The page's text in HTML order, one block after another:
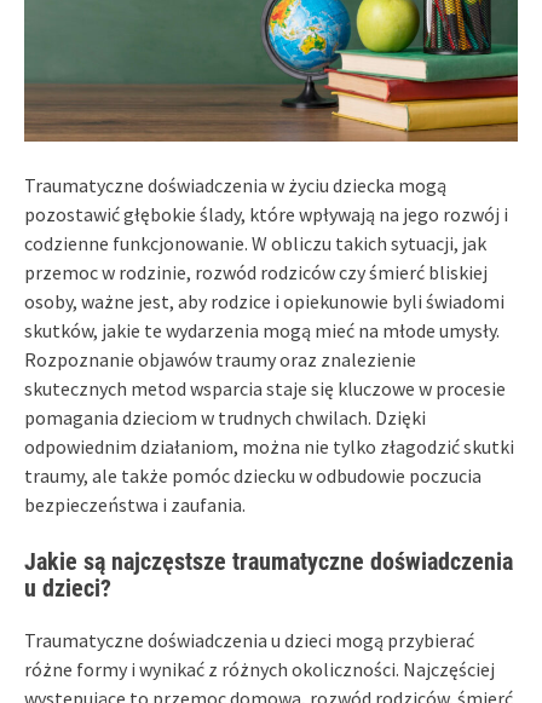
Traumatyczne doświadczenia w życiu dziecka mogą
pozostawić głębokie ślady, które wpływają na jego rozwój i
codzienne funkcjonowanie. W obliczu takich sytuacji, jak
przemoc w rodzinie, rozwód rodziców czy śmierć bliskiej
osoby, ważne jest, aby rodzice i opiekunowie byli świadomi
skutków, jakie te wydarzenia mogą mieć na młode umysły.
Rozpoznanie objawów traumy oraz znalezienie
skutecznych metod wsparcia staje się kluczowe w procesie
pomagania dzieciom w trudnych chwilach. Dzięki
odpowiednim działaniom, można nie tylko złagodzić skutki
traumy, ale także pomóc dziecku w odbudowie poczucia
bezpieczeństwa i zaufania.
Jakie są najczęstsze traumatyczne doświadczenia
u dzieci?
Traumatyczne doświadczenia u dzieci mogą przybierać
różne formy i wynikać z różnych okoliczności. Najczęściej
występujące to przemoc domowa, rozwód rodziców, śmierć